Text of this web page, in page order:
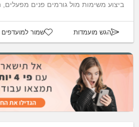
ביצוע משימות מול גורמים פנים מפעלים,
הגש מועמדות שמור למועדפים